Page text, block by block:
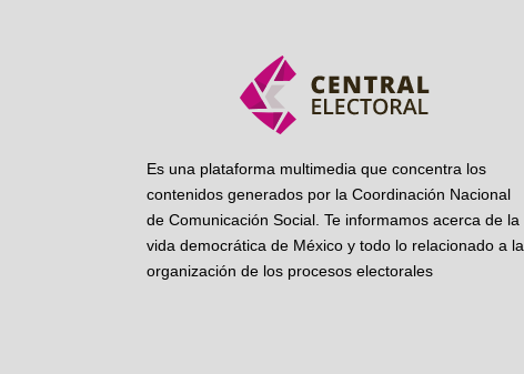
Es una plataforma multimedia que concentra los
contenidos generados por la Coordinación Nacional
de Comunicación Social. Te informamos acerca de la
vida democrática de México y todo lo relacionado a la
organización de los procesos electorales